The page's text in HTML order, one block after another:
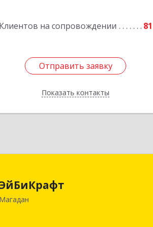
Клиентов на сопровождении 81
Отправить заявку
Показать контакты
Подробнее
Отправить заявку
Назад
Магадан
685000, Магаданская обл, Магадан г,